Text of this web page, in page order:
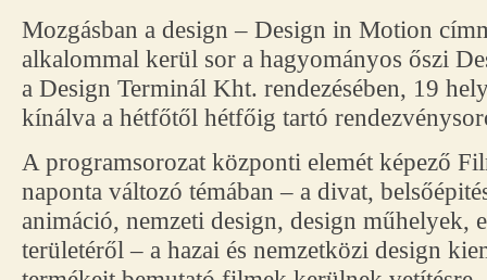
Mozgásban a design – Design in Motion
alkalommal kerül sor a hagyományos őszi
a Design Terminál Kht. rendezésében, 19
kínálva a hétfőtől hétfőig tartó
A programsorozat központi elemét képező
naponta változó témában – a divat,
animáció, nemzeti design, design műhelyek,
területéről – a hazai és nemzetközi design